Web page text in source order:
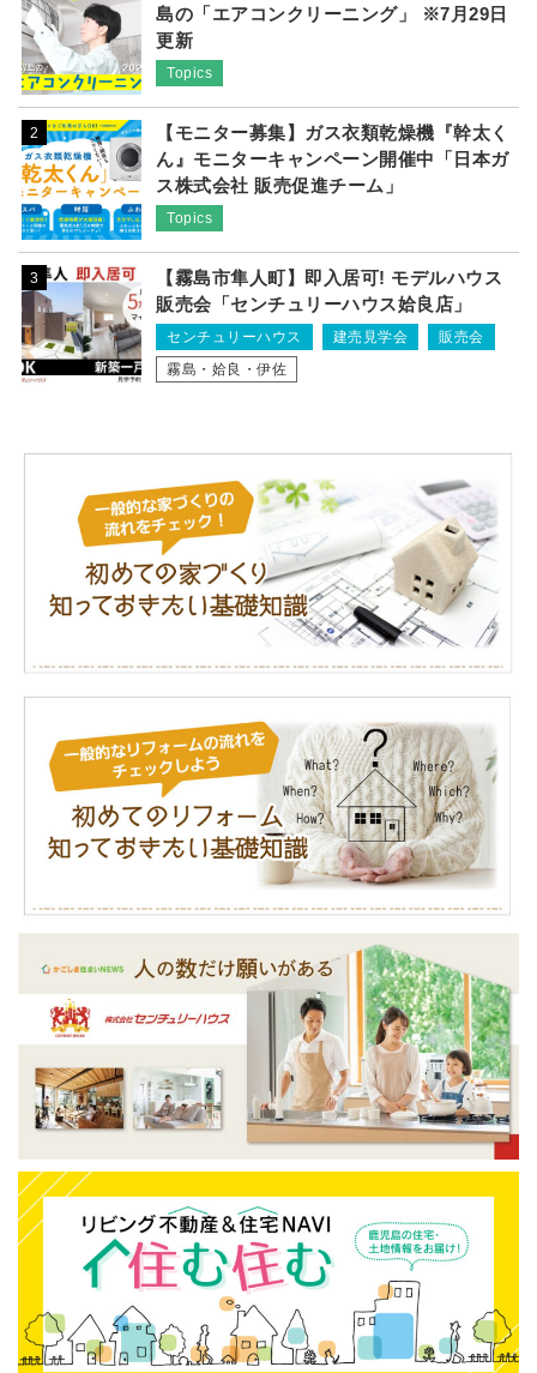
島の「エアコンクリーニング」 ※7月29日
更新
Topics
2
【モニター募集】ガス衣類乾燥機『幹太く
ん』モニターキャンペーン開催中「日本ガ
ス株式会社 販売促進チーム」
Topics
3
【霧島市隼人町】即入居可! モデルハウス
販売会「センチュリーハウス姶良店」
センチュリーハウス 建売見学会
販売会
霧島・姶良・伊佐